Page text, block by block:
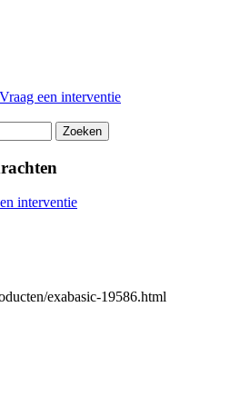
Vraag een interventie
Zoeken
interventie
exabasic-19586.html